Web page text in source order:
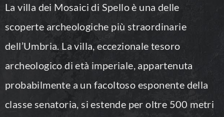
La villa dei Mosaici di Spello è una delle
scoperte archeologiche più straordinarie
dell’Umbria. La villa, eccezionale tesoro
archeologico di età imperiale, appartenuta
probabilmente a un facoltoso esponente della
classe senatoria, si estende per oltre 500 metri